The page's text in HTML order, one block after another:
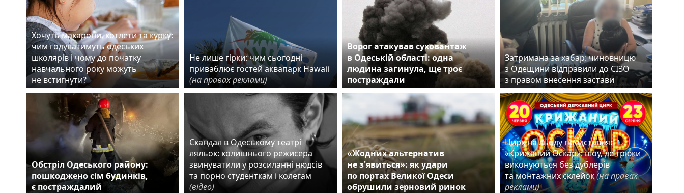
Хочуть макарони, котлети та курку:
чим годуватимуть одеських
школярів і чому до початку
навчального року можуть
не встигнути?
Не лише гірки: чим сьогодні
приваблює гостей аквапарк Hawaii
(на правах реклами)
Ворог атакував суховантаж
в Одеській області: одна
людина загинула, ще троє
постраждали
Затримана за хабар: чиновницю
з Одещини відправили до СІЗО
з правом внесення застави
Обстріл Одеського району:
пошкоджено сім будинків,
є постраждалий
Скандал в Одеському театрі
ляльок: колишнього режисера
звинуватили у розсиланні нюдсів
та порно студенткам і колегам
(відео)
«Жодних альтернатив
не з'явиться»: як удари
по портах Великої Одеси
обрушили зерновий ринок
Цирк на льоду представляє
«Крижаний Оскар»: шоу, де трюки
виконуються без дублерів
та монтажних склейок(на правах
реклами)